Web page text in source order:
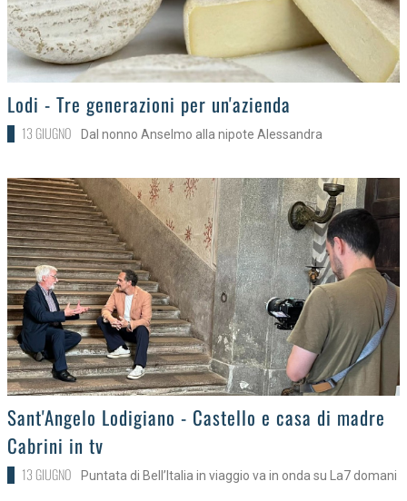
>Lodi - Tre generazioni per un'azienda
13 GIUGNO Dal nonno Anselmo alla nipote Alessandra
>
Sant'Angelo Lodigiano - Castello e casa di madre
Cabrini in tv
13 GIUGNO Puntata di Bell’Italia in viaggio va in onda su La7 domani